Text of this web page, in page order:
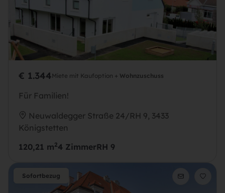
€ 1.344Miete mit Kaufoption + Wohnzuschuss
Für Familien!
Neuwaldegger Straße 24/RH 9, 3433
Königstetten
120,21 m24 ZimmerRH 9
Sofortbezug